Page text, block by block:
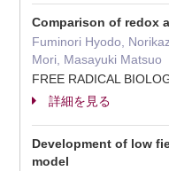
Comparison of redox
Fuminori Hyodo,
Mori, Masayuki Matsuo
FREE RADICAL
詳細を見る
Development of low
model